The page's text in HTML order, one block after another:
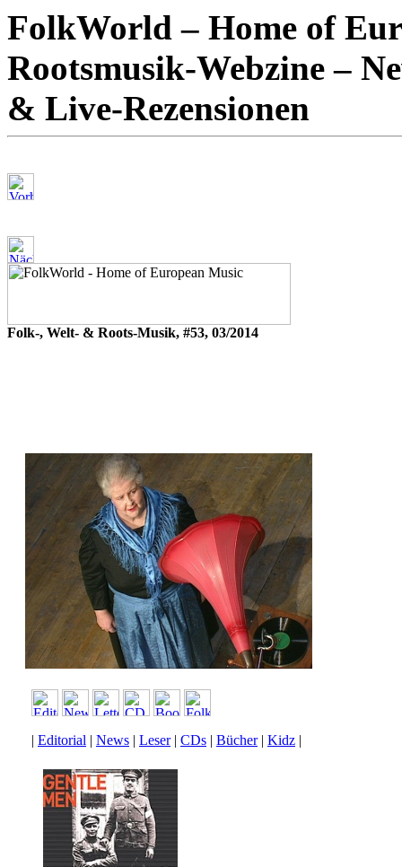
FolkWorld – Home of
Rootsmusik-Webzine –
& Live-Rezensionen
Folk-, Welt- & Roots-Musik, #53, 03/2014
| Editorial | News | Leser| CDs | Bücher| Kidz |